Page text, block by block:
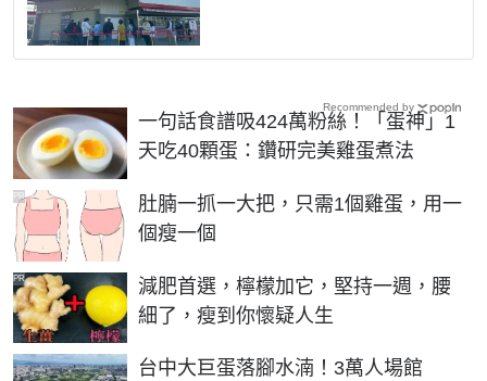
一句話食譜吸424萬粉絲！「蛋神」1
天吃40顆蛋：鑽研完美雞蛋煮法
肚腩一抓一大把，只需1個雞蛋，用一
個瘦一個
PR
減肥首選，檸檬加它，堅持一週，腰
細了，瘦到你懷疑人生
PR
台中大巨蛋落腳水湳！3萬人場館
Recommended by